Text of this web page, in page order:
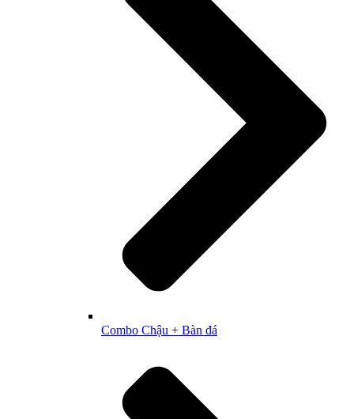
Combo Chậu + Bàn đá